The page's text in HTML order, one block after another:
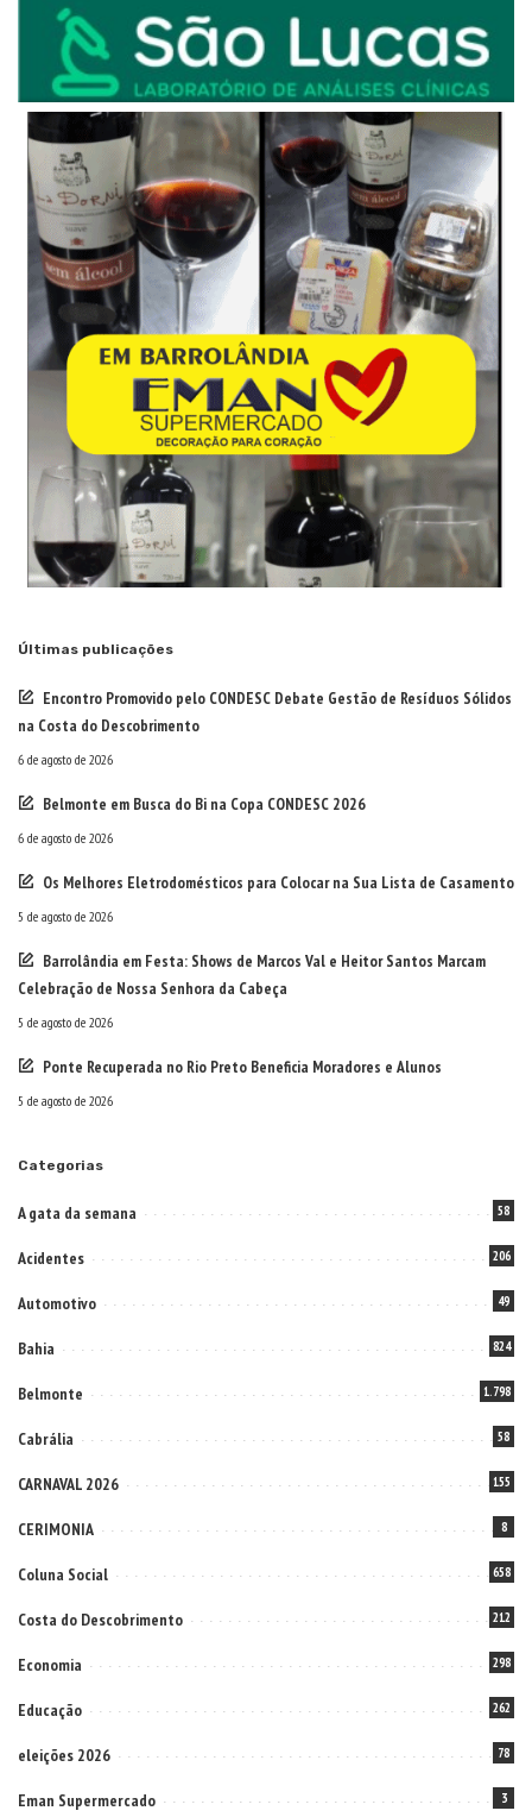
Últimas publicações
Encontro Promovido pelo CONDESC Debate Gestão de Resíduos Sólidos
na Costa do Descobrimento
6 de agosto de 2026
Belmonte em Busca do Bi na Copa CONDESC 2026
6 de agosto de 2026
Os Melhores Eletrodomésticos para Colocar na Sua Lista de Casamento
5 de agosto de 2026
Barrolândia em Festa: Shows de Marcos Val e Heitor Santos Marcam
Celebração de Nossa Senhora da Cabeça
5 de agosto de 2026
Ponte Recuperada no Rio Preto Beneficia Moradores e Alunos
5 de agosto de 2026
Categorias
A gata da semana 58
Acidentes 206
Automotivo 49
Bahia 824
Belmonte 1.798
Cabrália 58
CARNAVAL 2026 155
CERIMONIA 8
Coluna Social 658
Costa do Descobrimento 212
Economia 298
Educação 262
eleições 2026 78
Eman Supermercado 3